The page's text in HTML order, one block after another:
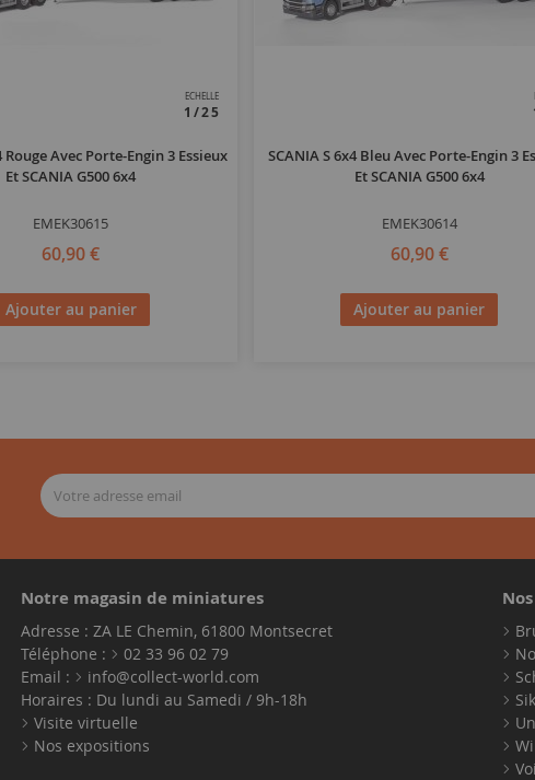
ECHELLE
1/25
Rouge Avec Porte-Engin 3 Essieux
Et SCANIA G500 6x4
EMEK30615
60,90 €
Ajouter au panier
SCANIA S 6x4 Bleu Avec Porte-Engin 3
Et SCANIA G500 6x4
EMEK30614
60,90 €
Ajouter au panier
Notre magasin de miniatures
Adresse : ZA LE Chemin, 61800 Montsecret
Téléphone :
02 33 96 02 79
Email :
info@collect-world.com
Horaires : Du lundi au Samedi / 9h-18h
Visite virtuelle
Nos expositions